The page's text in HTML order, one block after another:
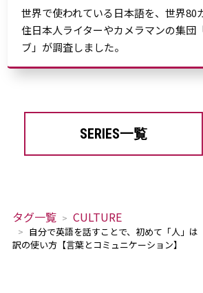
世界で使われている日本語を、世界80
住日本人ライターやカメラマンの集団
ブ」が調査しました。
SERIES一覧
タグ一覧 CULTURE
自分で英語を話すことで、初めて「人」は
訳の使い方【言葉とコミュニケーション】